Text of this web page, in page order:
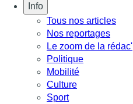
Info
Tous nos articles
Nos reportages
Le zoom de la rédac'
Politique
Mobilité
Culture
Sport